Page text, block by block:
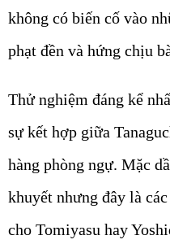
không có biến cố vào
phạt đền và hứng chịu
Thử nghiệm đáng kể
sự kết hợp giữa
hàng phòng ngự. Mặc
khuyết nhưng đây là
cho Tomiyasu hay